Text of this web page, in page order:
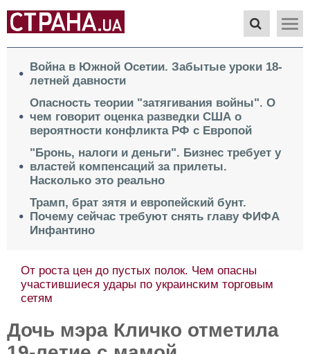
Война в Южной Осетии. Забытые уроки 18-
летней давности
Опасность теории "затягивания войны". О
чем говорит оценка разведки США о
вероятности конфликта РФ с Европой
"Бронь, налоги и деньги". Бизнес требует у
властей компенсаций за прилеты.
Насколько это реально
Трамп, брат зятя и европейский бунт.
Почему сейчас требуют снять главу ФИФА
Инфантино
От роста цен до пустых полок. Чем опасны
участившиеся удары по украинским торговым
сетям
Дочь мэра Кличко отметила